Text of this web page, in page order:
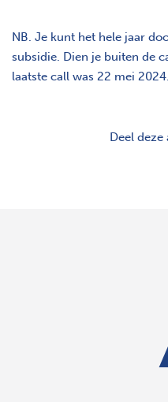
NB. Je kunt het hele jaar
subsidie. Dien je buiten de
laatste call was 22 mei
Deel